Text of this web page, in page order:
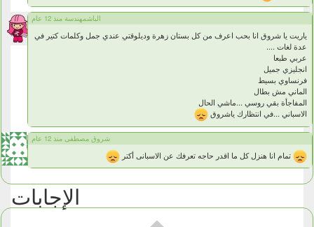
الباشمهندسة منذ 12 عام
ياريت يا شروق انا بحب اعرف من كل بستان زهرة وديلوقتي عندي جمل وكلمات كتير في
عدة لغات ....
عربي طبعا
انجليزي جميل
فرنساوي بسيط
الماني مش بطال
المفاجأة بقي روسي ...ماشي الحال
الاسباني ...في انتظارك ياشروق
شروق مصطفى منذ 12 عام
تمام انا هنزل كل ما اقدر حاجه تعرفك عن الاسبانى أكتر
الإجابات